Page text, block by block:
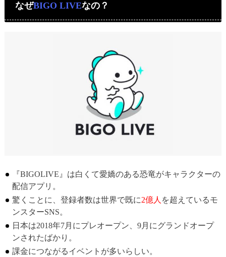
なぜBIGO LIVEなの？
『BIGOLIVE』は白くて愛嬌のある恐竜がキャラクターの
配信アプリ。
驚くことに、登録者数は世界で既に2億人 を超えているモ
ンスターSNS。
日本は2018年7月にプレオープン、9月にグランドオープ
ンされたばかり。
課金につながるイベントが多いらしい。